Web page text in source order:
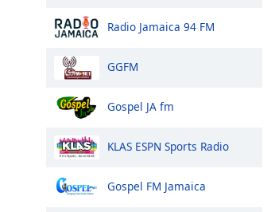
Radio Jamaica 94 FM
GGFM
Gospel JA fm
KLAS ESPN Sports Radio
Gospel FM Jamaica